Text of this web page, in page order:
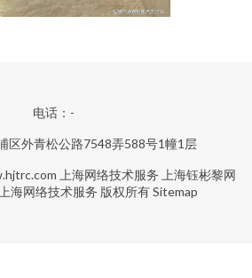
电话：-
区外青松公路7548弄588号1幢1层
上海网络技术服务 上海钰彬黎网
上海网络技术服务 版权所有Sitemap